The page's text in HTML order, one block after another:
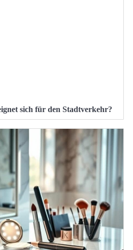
sich für den Stadtverkehr?